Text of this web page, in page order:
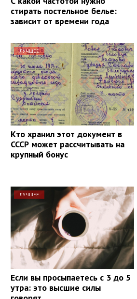
стирать постельное белье:
зависит от времени года
ЛУЧШЕЕ
Кто хранил этот документ в
СССР может рассчитывать на
крупный бонус
ЛУЧШЕЕ
Если вы просыпаетесь с 3 до 5
утра: это высшие силы